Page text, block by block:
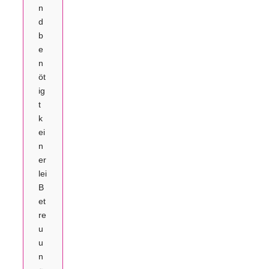
n
d
b
e
n
öt
ig
t
k
ei
n
er
lei
B
et
re
u
u
n